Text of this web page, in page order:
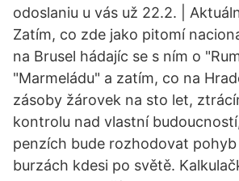
odoslaniu u vás už 22.2. |
Zatím, co zde jako pitomí
na Brusel hádajíc se s ním o
"Marmeládu" a zatím, co na
zásoby žárovek na sto let,
kontrolu nad vlastní
penzích bude rozhodovat pohyb
burzách kdesi po světě.